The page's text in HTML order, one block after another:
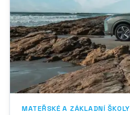
MATEŘSKÉ A ZÁKLADNÍ ŠKOLY